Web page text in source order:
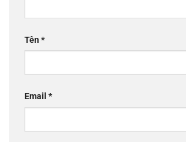
Tên*
Email *